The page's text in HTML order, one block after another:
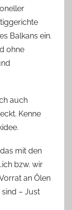
Balkans ein.
ohne
auch
Kenne
mit den
bzw. wir
an Ölen
– Just